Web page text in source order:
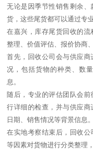
无论是因季节性销售剩余
货，这些尾货都可以通过专
在嘉兴，库存尾货回收的
整理、价值评估、报价协商
首先，回收公司会与供应
况，包括货物的种类、数
息。
随后，专业的评估团队会
行详细的检查，并与供应
日期、销售情况等背景信息。
在实地考察结束后，回收
等因素对货物进行分类整理